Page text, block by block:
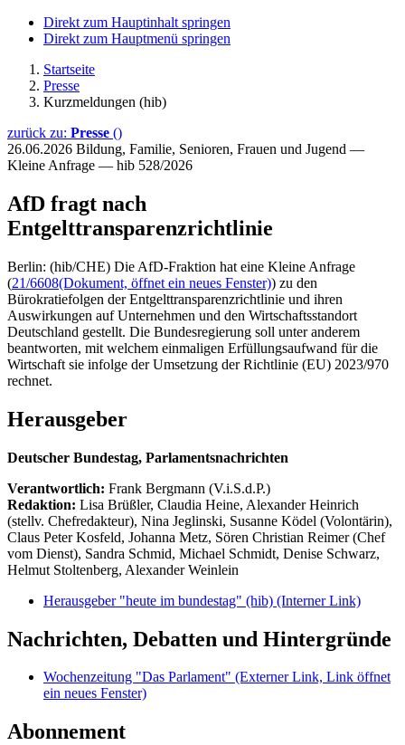
Direkt zum Hauptinhalt springen
Direkt zum Hauptmenü springen
Startseite
Presse
Kurzmeldungen (hib)
zurück zu: Presse ()
26.06.2026 Bildung, Familie, Senioren, Frauen und Jugend —
Kleine Anfrage — hib 528/2026
AfD fragt nach
Entgelttransparenzrichtlinie
Berlin: (hib/CHE) Die AfD-Fraktion hat eine Kleine Anfrage
(21/6608(Dokument, öffnet ein neues Fenster)) zu den
Bürokratiefolgen der Entgelttransparenzrichtlinie und ihren
Auswirkungen auf Unternehmen und den Wirtschaftsstandort
Deutschland gestellt. Die Bundesregierung soll unter anderem
beantworten, mit welchem einmaligen Erfüllungsaufwand für die
Wirtschaft sie infolge der Umsetzung der Richtlinie (EU) 2023/970
rechnet.
Herausgeber
Deutscher Bundestag, Parlamentsnachrichten
Verantwortlich: Frank Bergmann (V.i.S.d.P.)
Redaktion: Lisa Brüßler, Claudia Heine, Alexander Heinrich
(stellv. Chefredakteur), Nina Jeglinski, Susanne Ködel (Volontärin),
Claus Peter Kosfeld, Johanna Metz, Sören Christian Reimer (Chef
vom Dienst), Sandra Schmid, Michael Schmidt, Denise Schwarz,
Helmut Stoltenberg, Alexander Weinlein
Herausgeber "heute im bundestag" (hib) (Interner Link)
Nachrichten, Debatten und Hintergründe
Wochenzeitung "Das Parlament" (Externer Link, Link öffnet
ein neues Fenster)
Abonnement